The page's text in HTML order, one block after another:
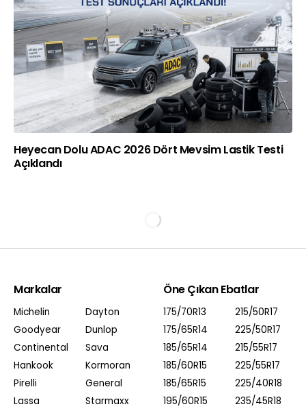
Heyecan Dolu ADAC 2026 Dört Mevsim Lastik Testi
Açıklandı
Markalar
Michelin
Goodyear
Continental
Hankook
Pirelli
Lassa
Dayton
Dunlop
Sava
Kormoran
General
Starmaxx
Öne Çıkan Ebatlar
175/70R13
175/65R14
185/65R14
185/60R15
185/65R15
195/60R15
215/50R17
225/50R17
215/55R17
225/55R17
225/40R18
235/45R18